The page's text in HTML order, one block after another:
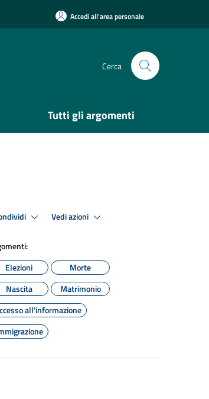
Accedi all'area personale
Cerca
Tutti gli argomenti
Vedi azioni
Elezioni
Morte
Nascita
Matrimonio
all'informazione